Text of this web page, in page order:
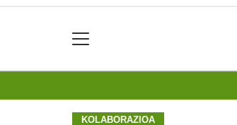
KOLABORAZIOA